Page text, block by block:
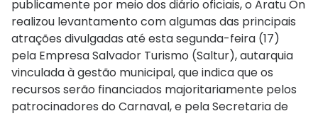
publicamente por meio dos diário oficiais, o Aratu On
realizou levantamento com algumas das principais
atrações divulgadas até esta segunda-feira (17)
pela Empresa Salvador Turismo (Saltur), autarquia
vinculada à gestão municipal, que indica que os
recursos serão financiados majoritariamente pelos
patrocinadores do Carnaval, e pela Secretaria de